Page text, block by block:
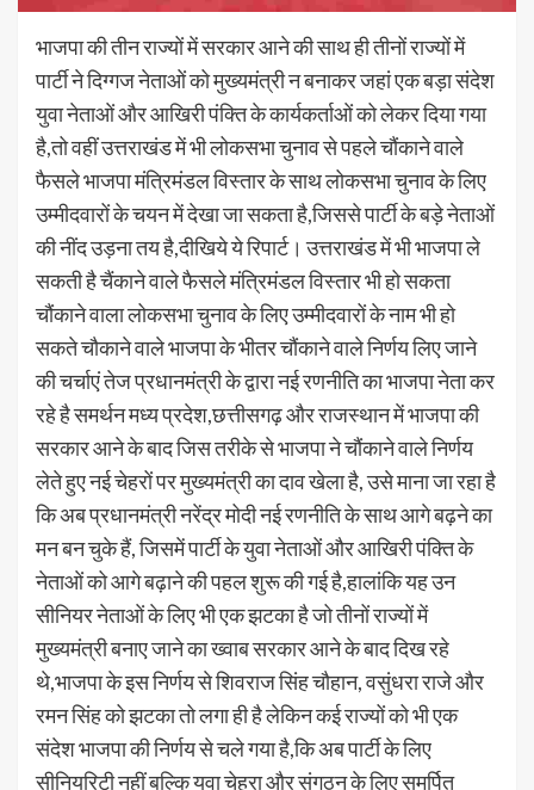
भाजपा की तीन राज्यों में सरकार आने की साथ ही तीनों राज्यों में
पार्टी ने दिग्गज नेताओं को मुख्यमंत्री न बनाकर जहां एक बड़ा संदेश
युवा नेताओं और आखिरी पंक्ति के कार्यकर्ताओं को लेकर दिया गया
है,तो वहीं उत्तराखंड में भी लोकसभा चुनाव से पहले चौंकाने वाले
फैसले भाजपा मंत्रिमंडल विस्तार के साथ लोकसभा चुनाव के लिए
उम्मीदवारों के चयन में देखा जा सकता है,जिससे पार्टी के बड़े नेताओं
की नींद उड़ना तय है,दीखिये ये रिपार्ट। उत्तराखंड में भी भाजपा ले
सकती है चैंकाने वाले फैसले मंत्रिमंडल विस्तार भी हो सकता
चौंकाने वाला लोकसभा चुनाव के लिए उम्मीदवारों के नाम भी हो
सकते चौकाने वाले भाजपा के भीतर चौंकाने वाले निर्णय लिए जाने
की चर्चाएं तेज प्रधानमंत्री के द्वारा नई रणनीति का भाजपा नेता कर
रहे है समर्थन मध्य प्रदेश,छत्तीसगढ़ और राजस्थान में भाजपा की
सरकार आने के बाद जिस तरीके से भाजपा ने चौंकाने वाले निर्णय
लेते हुए नई चेहरों पर मुख्यमंत्री का दाव खेला है, उसे माना जा रहा है
कि अब प्रधानमंत्री नरेंद्र मोदी नई रणनीति के साथ आगे बढ़ने का
मन बन चुके हैं, जिसमें पार्टी के युवा नेताओं और आखिरी पंक्ति के
नेताओं को आगे बढ़ाने की पहल शुरू की गई है,हालांकि यह उन
सीनियर नेताओं के लिए भी एक झटका है जो तीनों राज्यों में
मुख्यमंत्री बनाए जाने का ख्वाब सरकार आने के बाद दिख रहे
थे,भाजपा के इस निर्णय से शिवराज सिंह चौहान, वसुंधरा राजे और
रमन सिंह को झटका तो लगा ही है लेकिन कई राज्यों को भी एक
संदेश भाजपा की निर्णय से चले गया है,कि अब पार्टी के लिए
सीनियरिटी नहीं बल्कि युवा चेहरा और संगठन के लिए समर्पित